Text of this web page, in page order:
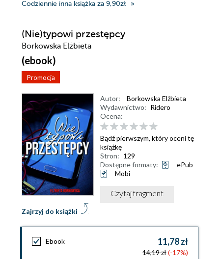
Codziennie inna książka za 9,90zł
(Nie)typowi przestępcy
Borkowska Elżbieta
(ebook)
Promocja
Zajrzyj do książki
Autor:
Borkowska Elżbieta
Wydawnictwo: Ridero
Ocena:
Bądź pierwszym, który oceni tę
książkę
Stron: 129
Dostępne formaty:
ePub
Mobi
Czytaj fragment
Ebook 11,78 zł
14,19 zł(-17%)